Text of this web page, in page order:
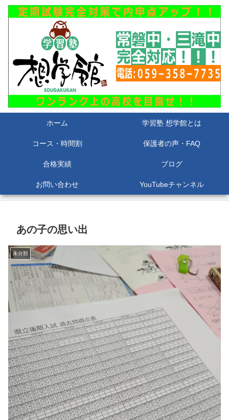
ホーム 学習塾 想学館とは
コース・時間割 保護者の声・FAQ
合格実績 ブログ
お問い合わせ YouTubeチャンネル
あの子の思い出
未分類